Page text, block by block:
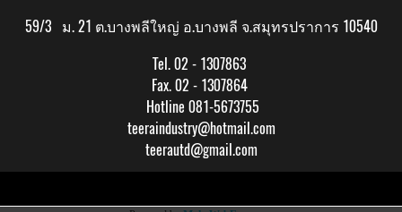
59/3 ม. 21 ต.บางพลีใหญ่ อ.บางพลี จ.สมุทรปราการ 10540
Tel. 02 - 1307863
Fax. 02 - 1307864
Hotline 081-5673755
teeraindustry@hotmail.com
teerautd@gmail.com